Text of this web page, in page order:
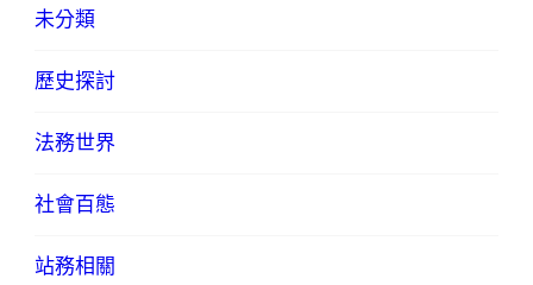
未分類
歷史探討
法務世界
社會百態
站務相關